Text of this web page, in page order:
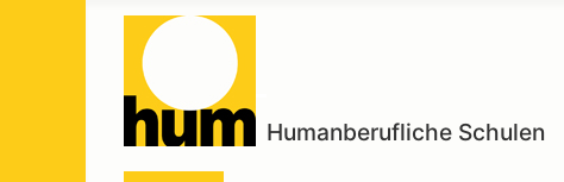
Humanberufliche Schulen